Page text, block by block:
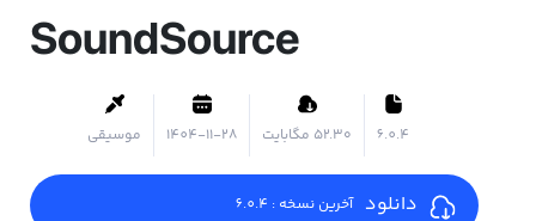
SoundSource
6.0.4 ۵۲.۳۰ مگابایت 1404-11-28 موسیقی
دانلود آخرین نسخه : 6.0.4